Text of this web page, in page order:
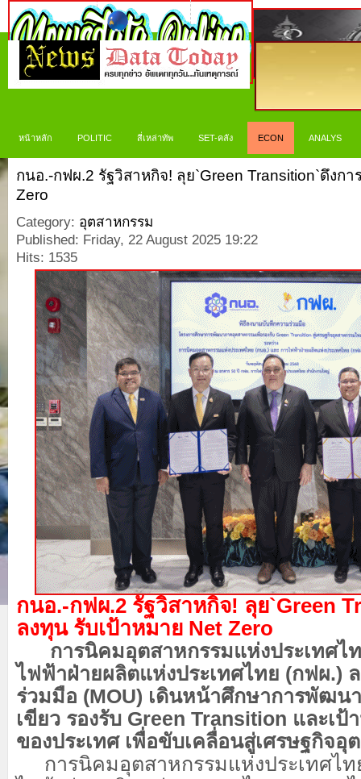
หน้าหลัก POLITIC สี่เหล่าทัพ SET-คลัง ECON ANALYS
กนอ.-กฟผ.2 รัฐวิสาหกิจ! ลุย`Green Transition`ดึงก
Zero
Category: อุตสาหกรรม
Published: Friday, 22 August 2025 19:22
Hits: 1535
กนอ.-กฟผ.2 รัฐวิสาหกิจ! ลุย`Green
ลงทุน รับเป้าหมาย Net Zero
การนิคมอุตสาหกรรมแห่งประเทศไท
ไฟฟ้าฝ่ายผลิตแห่งประเทศไทย (กฟผ.)
ร่วมมือ (MOU) เดินหน้าศึกษาการพัฒน
เขียว รองรับ Green Transition และเป้
ของประเทศ เพื่อขับเคลื่อนสู่เศรษฐกิจอุ
การนิคมอุตสาหกรรมแห่งประเทศไท